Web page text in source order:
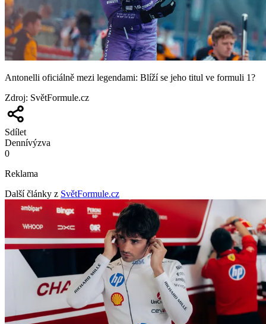
Antonelli oficiálně mezi legendami: Blíží se jeho titul ve formuli 1?
Zdroj: SvětFormule.cz
Sdílet
Dennívýzva
0
Reklama
Další články z SvětFormule.cz